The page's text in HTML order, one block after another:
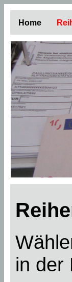
Home
in der